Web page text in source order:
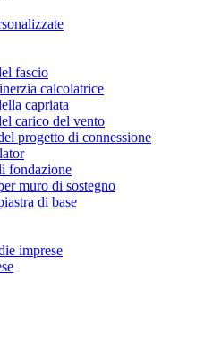
fascio
calcolatrice
capriata
carico del vento
progetto di connessione
fondazione
muro di sostegno
di base
imprese